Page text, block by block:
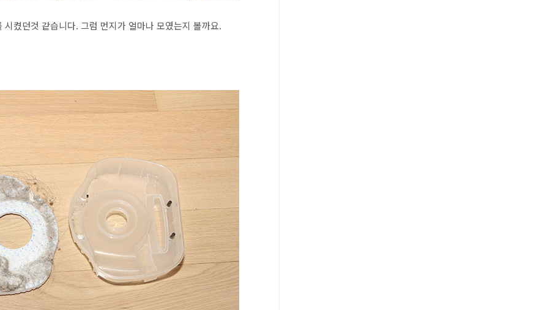
켰던것 같습니다. 그럼 먼지가 얼마나 모였는지 볼까요.